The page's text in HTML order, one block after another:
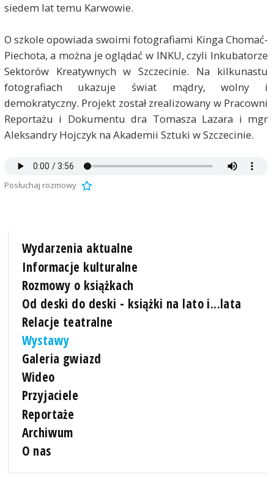
siedem lat temu Karwowie.
O szkole opowiada swoimi fotografiami Kinga Chomać-
Piechota, a można je oglądać w INKU, czyli Inkubatorze
Sektorów Kreatywnych w Szczecinie. Na kilkunastu
fotografiach ukazuje świat mądry, wolny i
demokratyczny. Projekt został zrealizowany w Pracowni
Reportażu i Dokumentu dra Tomasza Lazara i mgr
Aleksandry Hojczyk na Akademii Sztuki w Szczecinie.
Posłuchaj rozmowy
Wydarzenia aktualne
Informacje kulturalne
Rozmowy o książkach
Od deski do deski - książki na lato i...lata
Relacje teatralne
Wystawy
Galeria gwiazd
Wideo
Przyjaciele
Reportaże
Archiwum
O nas